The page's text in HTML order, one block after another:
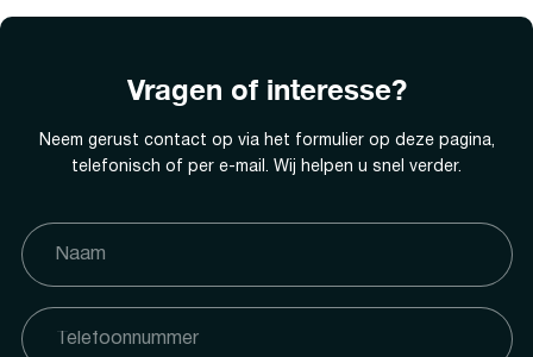
Vragen of interesse?
Neem gerust contact op via het formulier op deze pagina,
telefonisch of per e-mail. Wij helpen u snel verder.